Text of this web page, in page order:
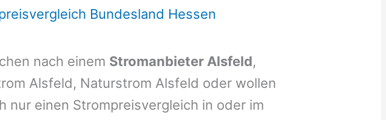
Bundesland Hessen
nach einem Stromanbieter Alsfeld,
Alsfeld, Naturstrom Alsfeld oder wollen
nur einen Strompreisvergleich in oder im